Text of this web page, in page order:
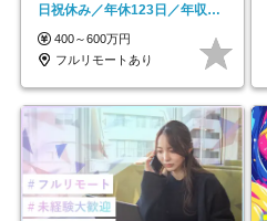
日祝休み／年休123日／年収
600万円可
400～600万円
フルリモートあり